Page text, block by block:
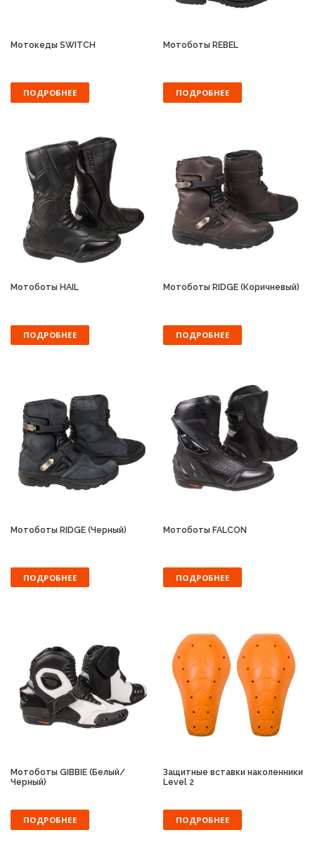
Мотокеды SWITCH
ПОДРОБНЕЕ
Мотоботы REBEL
ПОДРОБНЕЕ
Мотоботы HAIL
ПОДРОБНЕЕ
Мотоботы RIDGE (Коричневый)
ПОДРОБНЕЕ
Мотоботы RIDGE (Черный)
ПОДРОБНЕЕ
Мотоботы FALCON
ПОДРОБНЕЕ
Мотоботы GIBBIE (Белый/
Черный)
ПОДРОБНЕЕ
Защитные вставки наколенники
Level 2
ПОДРОБНЕЕ